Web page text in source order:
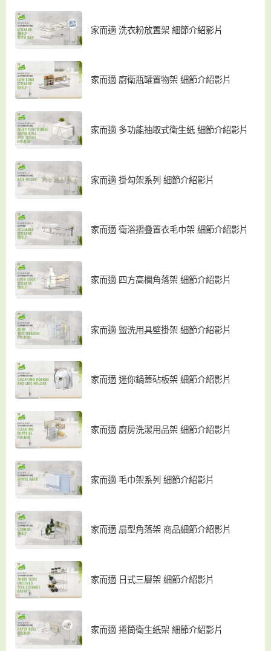
家而適 洗衣粉放置架 細節介紹影片
家而適 廚衛瓶罐置物架 細節介紹影片
家而適 多功能抽取式衛生紙 細節介紹影片
家而適 掛勾架系列 細節介紹影片
家而適 衛浴摺疊置衣毛巾架 細節介紹影片
家而適 四方高欄角落架 細節介紹影片
家而適 盥洗用具壁掛架 細節介紹影片
家而適 迷你鍋蓋砧板架 細節介紹影片
家而適 廚房洗潔用品架 細節介紹影片
家而適 毛巾架系列 細節介紹影片
家而適 扇型角落架 商品細節介紹影片
家而適 日式三層架 細節介紹影片
家而適 捲筒衛生紙架 細節介紹影片